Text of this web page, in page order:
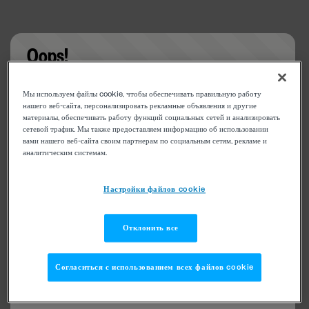
Oops!
Something went wrong. Please try refreshing the
app
Мы используем файлы cookie, чтобы обеспечивать правильную работу
нашего веб-сайта, персонализировать рекламные объявления и другие
материалы, обеспечивать работу функций социальных сетей и анализировать
сетевой трафик. Мы также предоставляем информацию об использовании
вами нашего веб-сайта своим партнерам по социальным сетям, рекламе и
аналитическим системам.
Настройки файлов cookie
Отклонить все
Согласиться с использованием всех файлов cookie